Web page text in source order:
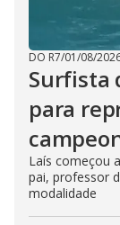
DO R7/01/08/
Surfista
para
Laís começou
pai, professor
modalidade